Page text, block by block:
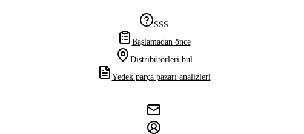
SSS
Başlamadan önce
Distribütörleri bul
Yedek parça pazarı analizleri